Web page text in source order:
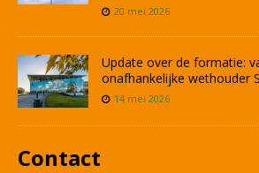
20 mei 2026
Update over de formatie:
onafhankelijke wethouder
14 mei 2026
Contact